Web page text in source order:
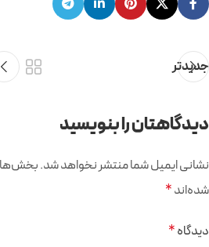
جدیدتر
دیدگاهتان را بنویسید
نشانی ایمیل شما منتشر نخواهد شد.
شده‌اند*
دیدگاه*